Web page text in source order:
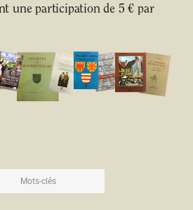
une participation de 5 € par